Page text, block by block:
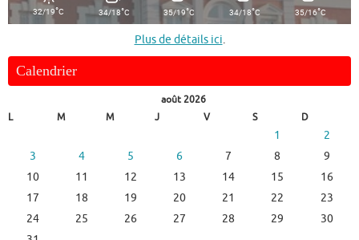
32/19°C 34/18°C 35/19°C 34/18°C 35/16°C
Plus de détails ici.
Calendrier
août 2026
L
M M J V S D
1
2
3
4 5 6 7 8
9
10
11 12 13 14 15
16
17
18 19 20 21 22
23
24
25 26 27 28 29
30